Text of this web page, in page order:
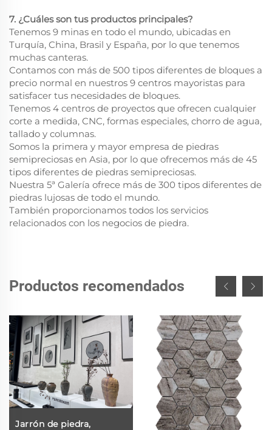
7. ¿Cuáles son tus productos principales?
Tenemos 9 minas en todo el mundo, ubicadas en
Turquía, China, Brasil y España, por lo que tenemos
muchas canteras.
Contamos con más de 500 tipos diferentes de bloques a
precio normal en nuestros 9 centros mayoristas para
satisfacer tus necesidades de bloques.
Tenemos 4 centros de proyectos que ofrecen cualquier
corte a medida, CNC, formas especiales, chorro de agua,
tallado y columnas.
Somos la primera y mayor empresa de piedras
semipreciosas en Asia, por lo que ofrecemos más de 45
tipos diferentes de piedras semipreciosas.
Nuestra 5ª Galería ofrece más de 300 tipos diferentes de
piedras lujosas de todo el mundo.
También proporcionamos todos los servicios
relacionados con los negocios de piedra.
Productos recomendados
Jarrón de piedra,